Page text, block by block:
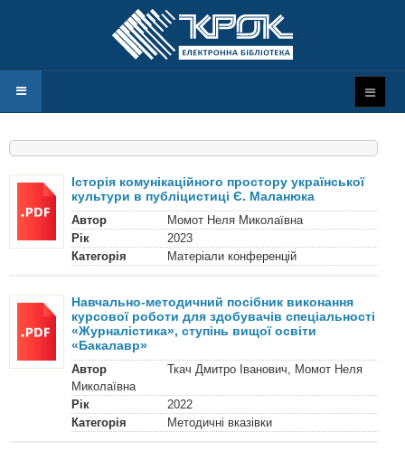
Історія комунікаційного простору української
культури в публіцистиці Є. Маланюка
Автор
Момот Неля Миколаївна
Рік
2023
Категорія
Матеріали конференцій
Навчально-методичний посібник виконання
курсової роботи для здобувачів спеціальності
«Журналістика», ступінь вищої освіти
«Бакалавр»
Автор
Ткач Дмитро Іванович, Момот Неля
Миколаївна
Рік
2022
Категорія
Методичні вказівки